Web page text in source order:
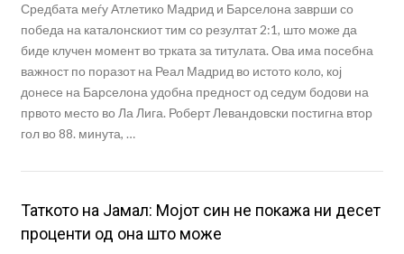
Средбата меѓу Атлетико Мадрид и Барселона заврши со
победа на каталонскиот тим со резултат 2:1, што може да
биде клучен момент во трката за титулата. Ова има посебна
важност по поразот на Реал Мадрид во истото коло, кој
донесе на Барселона удобна предност од седум бодови на
првото место во Ла Лига. Роберт Левандовски постигна втор
гол во 88. минута, …
Таткото на Јамал: Мојот син не покажа ни десет
проценти од она што може